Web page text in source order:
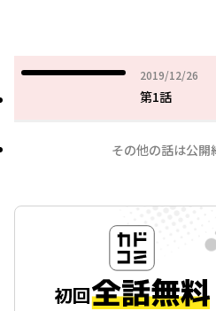
2019/12/26
2019年12月26日
第1話
その他の話は公開